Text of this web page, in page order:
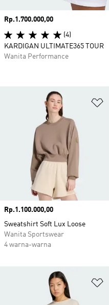
Harga
Rp.1.100.000,00
Sweatshirt Soft Lux Loose
Wanita Sportswear
4 warna-warna
Harga
Rp.1.700.000,00
(4)
KARDIGAN ULTIMATE365 TOUR
Wanita Performance